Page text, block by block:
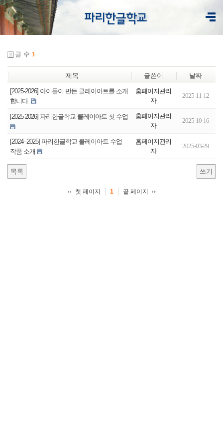
글 수 3
제목 글쓴이 날짜
[2025-2026] 아이들이 만든 클레이아트를 소개
합니다.
홈페이지관리
자
2025-11-12
[2025-2026] 파리한글학교 클레이아트 첫 수업
홈페이지관리
자
2025-10-16
[2024–2025] 파리한글학교 클레이아트 수업
작품 소개
홈페이지관리
자
2025-03-29
목록 쓰기
첫 페이지 1 끝 페이지